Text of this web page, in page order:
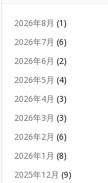
2026年8月 (1)
2026年7月 (6)
2026年6月 (2)
2026年5月 (4)
2026年4月 (3)
2026年3月 (3)
2026年2月 (6)
2026年1月 (8)
2025年12月 (9)